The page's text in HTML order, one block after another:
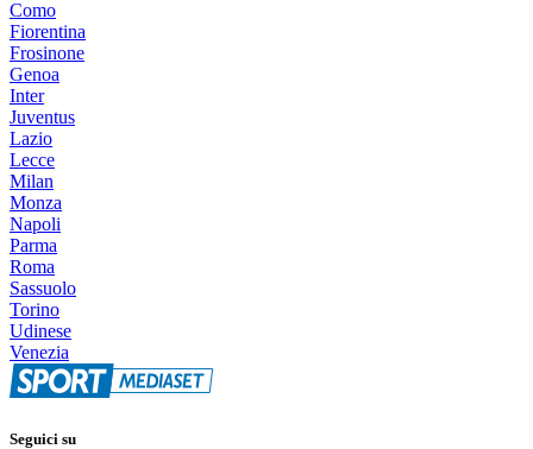
Como
Fiorentina
Frosinone
Genoa
Inter
Juventus
Lazio
Lecce
Milan
Monza
Napoli
Parma
Roma
Sassuolo
Torino
Udinese
Venezia
Seguici su